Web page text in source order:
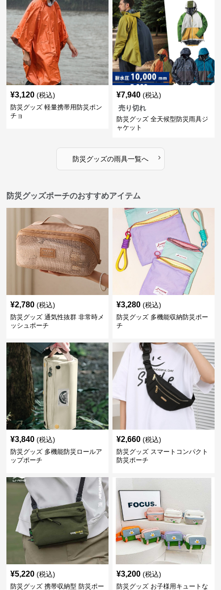
¥3,120 (税込)
防災グッズ 軽量携帯用防災ポン
チョ
¥7,940 (税込)
売り切れ
防災グッズ 全天候型防災雨具ジ
ャケット
防災グッズの雨具一覧へ ›
防災グッズポーチのおすすめアイテム
¥2,780 (税込)
防災グッズ 通気性抜群 非常時メ
ッシュポーチ
¥3,280 (税込)
防災グッズ 多機能収納防災ポー
チ
¥3,840 (税込)
防災グッズ 多機能防災ロールア
ップポーチ
¥2,660 (税込)
防災グッズ スマートコンパクト
防災ポーチ
¥5,220 (税込)
防災グッズ 携帯収納型 防災ポー
¥3,200 (税込)
防災グッズ お子様用キュートな